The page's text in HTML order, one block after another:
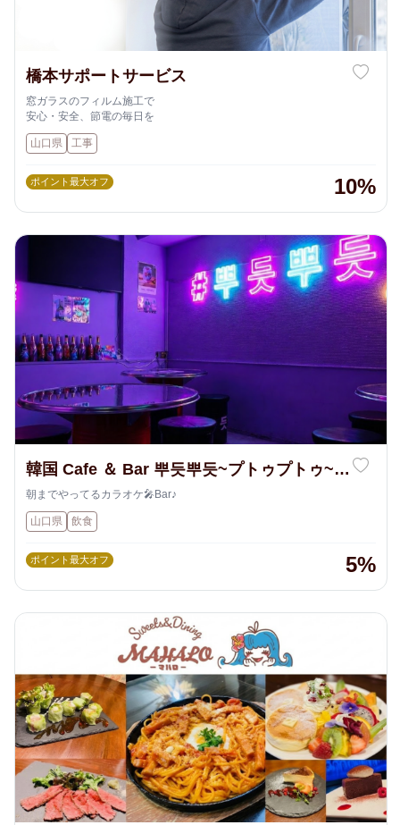
橋本サポートサービス
窓ガラスのフィルム施工で
安心・安全、節電の毎日を
山口県 工事
ポイント最大オフ 10%
韓国 Cafe ＆ Bar 뿌듯뿌듯~プトゥプトゥ~
周南店
朝までやってるカラオケ🎤Bar♪
山口県 飲食
ポイント最大オフ 5%